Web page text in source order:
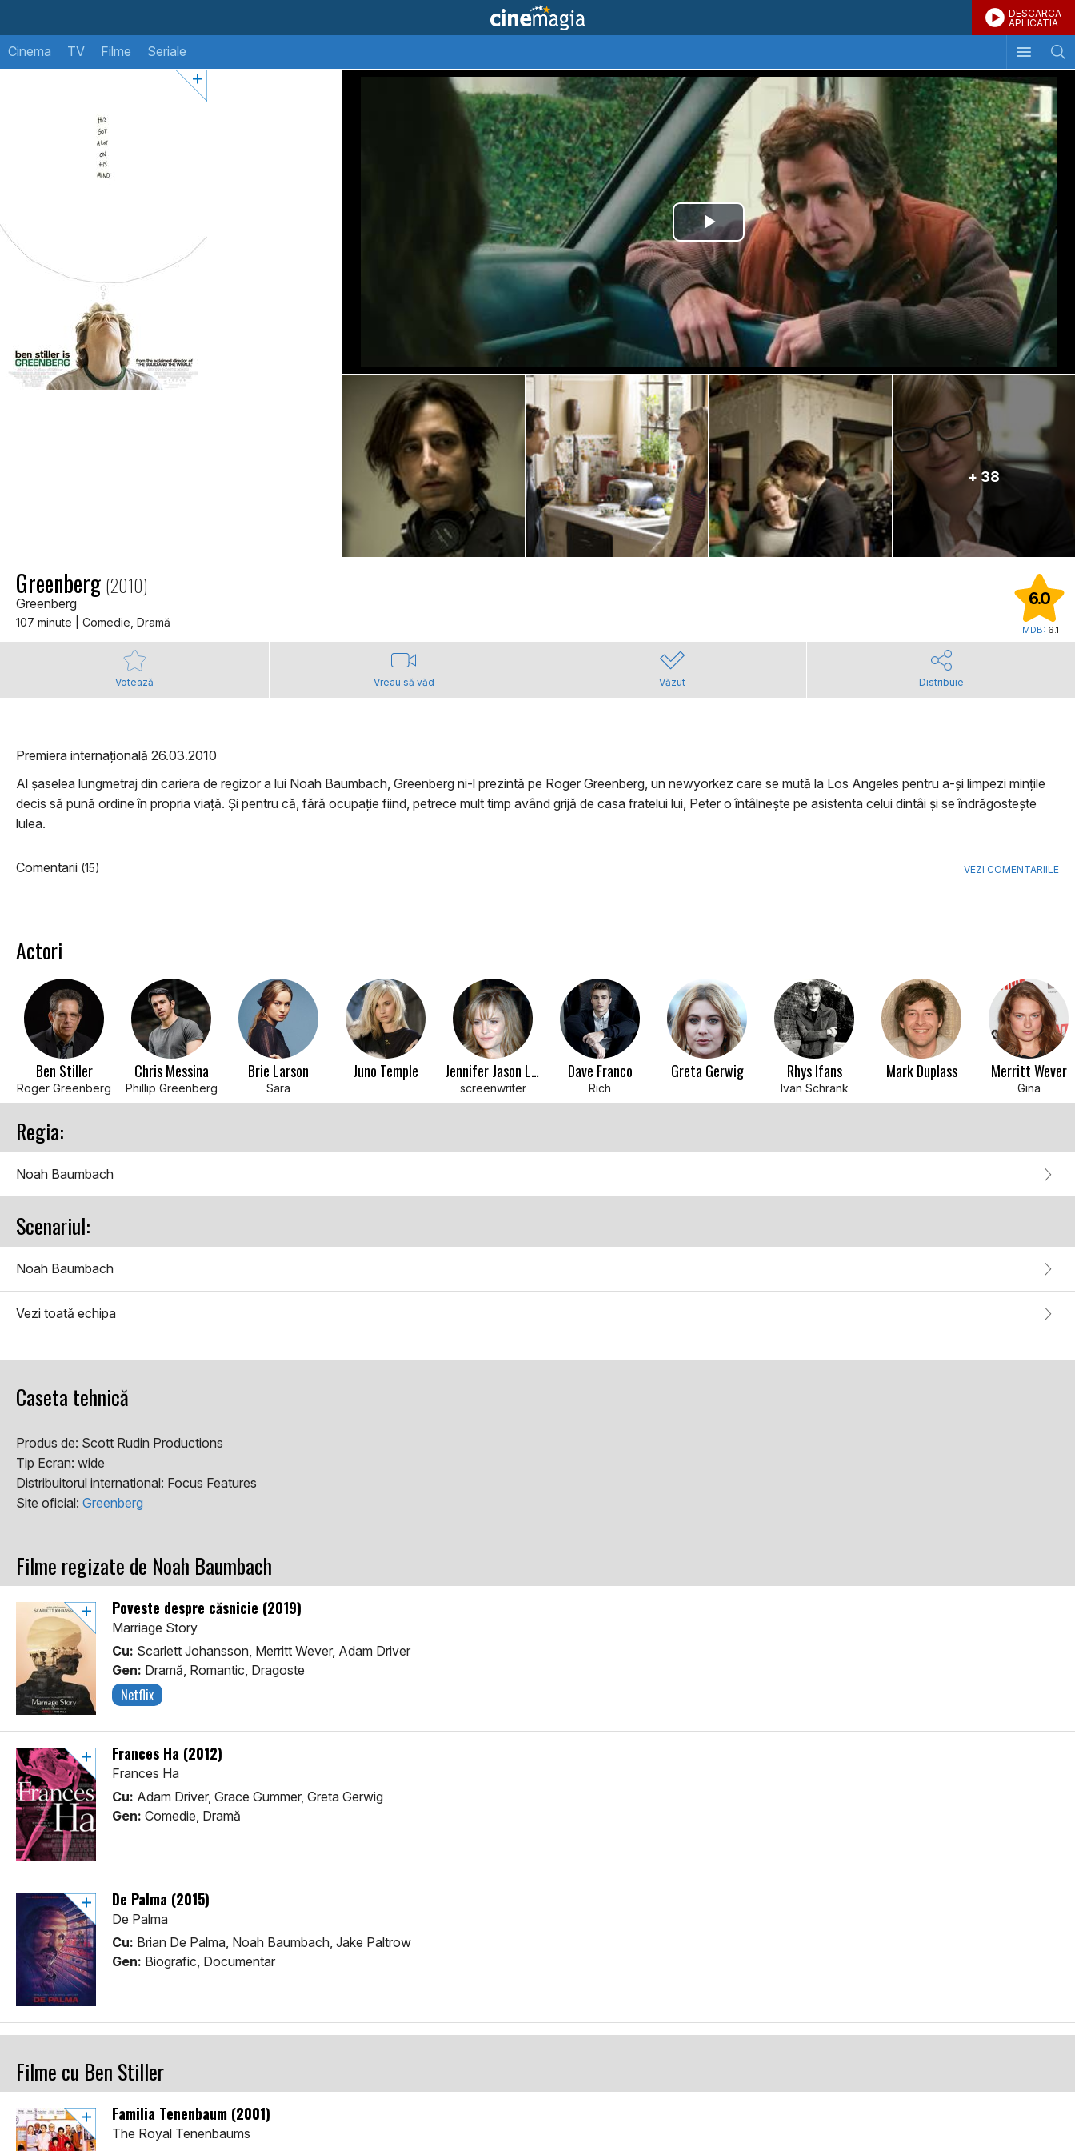
DESCARCA
APLICATIA
Cinema TV Filme Seriale
+ 38
Greenberg (2010)
Greenberg
107 minute | Comedie, Dramă
6.0
IMDB: 6.1
Votează Vreau să văd Văzut Distribuie
Premiera internațională 26.03.2010
Al șaselea lungmetraj din cariera de regizor a lui Noah Baumbach, Greenberg ni-l prezintă pe Roger Greenberg, un newyorkez care se mută la Los Angeles pentru a-și limpezi mințile
decis să pună ordine în propria viață. Și pentru că, fără ocupație fiind, petrece mult timp având grijă de casa fratelui lui, Peter o întâlnește pe asistenta celui dintâi și se îndrăgostește
lulea.
Comentarii (15) VEZI COMENTARIILE
Actori
Ben Stiller
Roger Greenberg
Chris Messina
Phillip Greenberg
Brie Larson
Sara
Juno Temple Jennifer Jason Leigh
screenwriter
Dave Franco
Rich
Greta Gerwig Rhys Ifans
Ivan Schrank
Mark Duplass Merritt Wever
Gina
Regia:
Noah Baumbach
Scenariul:
Noah Baumbach
Vezi toată echipa
Caseta tehnică
Produs de: Scott Rudin Productions
Tip Ecran: wide
Distribuitorul international: Focus Features
Site oficial: Greenberg
Filme regizate de Noah Baumbach
Poveste despre căsnicie (2019)
Marriage Story
Cu: Scarlett Johansson, Merritt Wever, Adam Driver
Gen: Dramă, Romantic, Dragoste
Netflix
Frances Ha (2012)
Frances Ha
Cu: Adam Driver, Grace Gummer, Greta Gerwig
Gen: Comedie, Dramă
De Palma (2015)
De Palma
Cu: Brian De Palma, Noah Baumbach, Jake Paltrow
Gen: Biografic, Documentar
Filme cu Ben Stiller
Familia Tenenbaum (2001)
The Royal Tenenbaums